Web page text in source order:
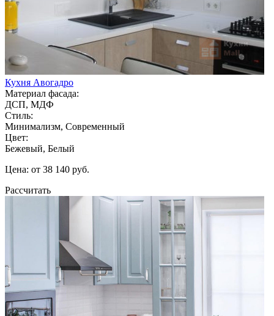
Кухня Авогадро
Материал фасада:
ДСП, МДФ
Стиль:
Минимализм, Современный
Цвет:
Бежевый, Белый
Цена: от 38 140 руб.
Рассчитать